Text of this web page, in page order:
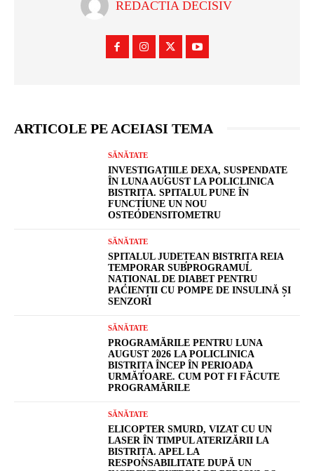
REDACTIA DECISIV
ARTICOLE PE ACEIASI TEMA
SĂNĂTATE
INVESTIGAȚIILE DEXA, SUSPENDATE
ÎN LUNA AUGUST LA POLICLINICA
BISTRIȚA. SPITALUL PUNE ÎN
FUNCȚIUNE UN NOU
OSTEODENSITOMETRU
SĂNĂTATE
SPITALUL JUDEȚEAN BISTRIȚA REIA
TEMPORAR SUBPROGRAMUL
NAȚIONAL DE DIABET PENTRU
PACIENȚII CU POMPE DE INSULINĂ ȘI
SENZORI
SĂNĂTATE
PROGRAMĂRILE PENTRU LUNA
AUGUST 2026 LA POLICLINICA
BISTRIȚA ÎNCEP ÎN PERIOADA
URMĂTOARE. CUM POT FI FĂCUTE
PROGRAMĂRILE
SĂNĂTATE
ELICOPTER SMURD, VIZAT CU UN
LASER ÎN TIMPUL ATERIZĂRII LA
BISTRIȚA. APEL LA
RESPONSABILITATE DUPĂ UN